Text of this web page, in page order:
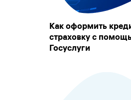
Как оформить
страховку с
Госуслуги